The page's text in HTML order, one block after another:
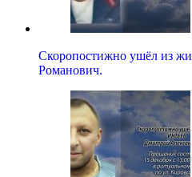
Скоропостижно ушёл из
Романович.